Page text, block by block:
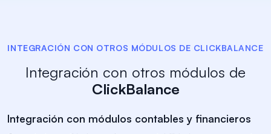
INTEGRACIÓN CON OTROS MÓDULOS DE CLICKBALANCE
Integración con otros módulos de
ClickBalance
Integración con módulos contables y financieros